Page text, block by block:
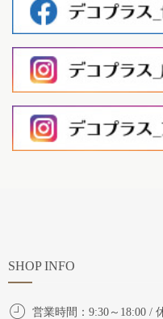
SHOP INFO
営業時間：9:30～18:00 /